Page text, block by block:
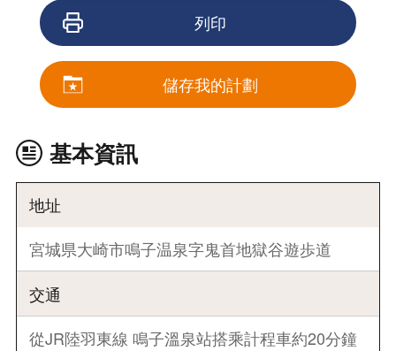
列印
儲存我的計劃
基本資訊
地址
宮城県大崎市鳴子温泉字鬼首地獄谷遊歩道
交通
從JR陸羽東線 鳴子溫泉站搭乘計程車約20分鐘